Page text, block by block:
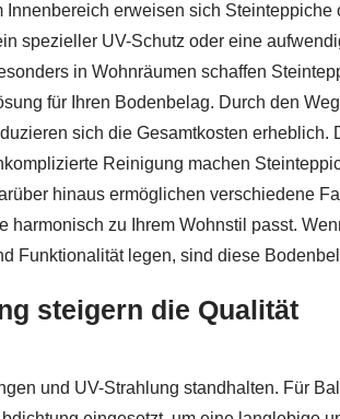
Innenbereich erweisen sich
spezieller UV-Schutz oder eine
in Wohnräumen schaffen
für Ihren Bodenbelag. Durch den
sich die Gesamtkosten
Reinigung machen
hinaus ermöglichen verschiedene
harmonisch zu Ihrem Wohnstil passt.
Funktionalität legen, sind diese
steigern die Qualität
und UV-Strahlung standhalten. Für